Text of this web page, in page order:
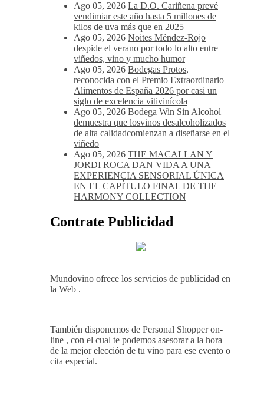
Ago 05, 2026 La D.O. Cariñena prevé
vendimiar este año hasta 5 millones de
kilos de uva más que en 2025
Ago 05, 2026 Noites Méndez-Rojo
despide el verano por todo lo alto entre
viñedos, vino y mucho humor
Ago 05, 2026 Bodegas Protos,
reconocida con el Premio Extraordinario
Alimentos de España 2026 por casi un
siglo de excelencia vitivinícola
Ago 05, 2026 Bodega Win Sin Alcohol
demuestra que losvinos desalcoholizados
de alta calidadcomienzan a diseñarse en el
viñedo
Ago 05, 2026 THE MACALLAN Y
JORDI ROCA DAN VIDA A UNA
EXPERIENCIA SENSORIAL ÚNICA
EN EL CAPÍTULO FINAL DE THE
HARMONY COLLECTION
Contrate Publicidad
Mundovino ofrece los servicios de publicidad en
la Web .
También disponemos de Personal Shopper on-
line , con el cual te podemos asesorar a la hora
de la mejor elección de tu vino para ese evento o
cita especial.